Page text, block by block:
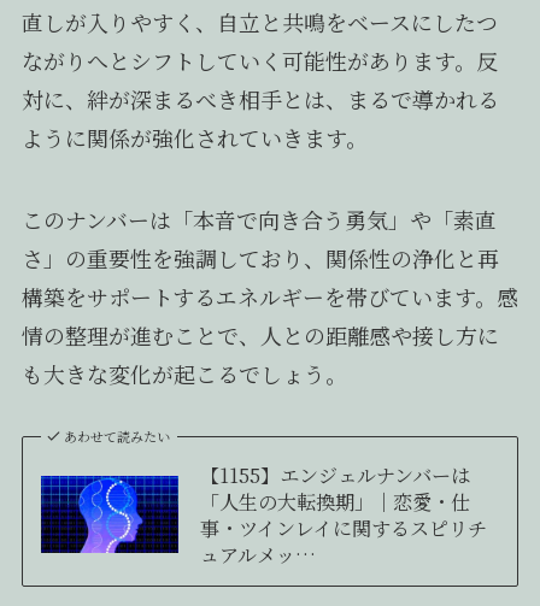
直しが入りやすく、自立と共鳴をベースにしたつ
ながりへとシフトしていく可能性があります。反
対に、絆が深まるべき相手とは、まるで導かれる
ように関係が強化されていきます。
このナンバーは「本音で向き合う勇気」や「素直
さ」の重要性を強調しており、関係性の浄化と再
構築をサポートするエネルギーを帯びています。感
情の整理が進むことで、人との距離感や接し方に
も大きな変化が起こるでしょう。
あわせて読みたい
【1155】エンジェルナンバーは
「人生の大転換期」｜恋愛・仕
事・ツインレイに関するスピリチ
ュアルメッ…